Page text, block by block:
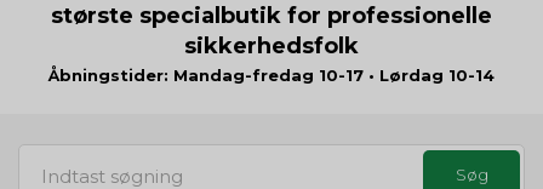
g
a
største specialbutik for professionelle
sikkerhedsfolk
Åbningstider: Mandag-fredag 10-17 • Lørdag 10-14